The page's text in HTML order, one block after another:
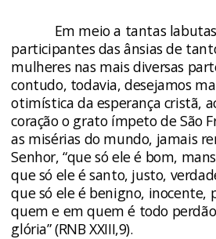
Em meio a tantas labutas
participantes das ânsias de
mulheres nas mais diversas
contudo, todavia, desejamos
otimística da esperança cristã,
coração o grato ímpeto de São
as misérias do mundo, jamais
Senhor, “que só ele é bom,
que só ele é santo, justo,
que só ele é benigno, inocente,
quem e em quem é todo
glória” (RNB XXIII,9).